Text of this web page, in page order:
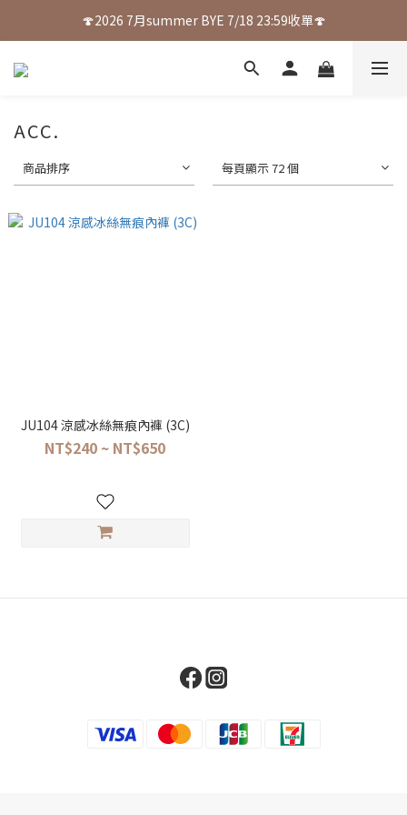
🍄2026 7月summer BYE 7/18 23:59收單🍄
ACC.
商品排序 每頁顯示 72 個
JU104 涼感冰絲無痕內褲 (3C)
NT$240 ~ NT$650